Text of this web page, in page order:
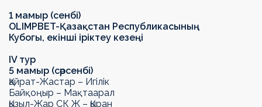
1 мамыр (сенбі)
OLIMPBET-Қазақстан Республикасының
Кубогы, екінші іріктеу кезеңі
IV тур
5 мамыр (сәрсенбі)
Қайрат-Жастар – Игілік
Байқоңыр – Мақтаарал
Қызыл-Жар СК Ж – Қыран